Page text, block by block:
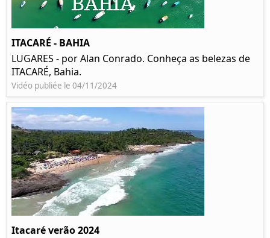
ITACARÉ - BAHIA
LUGARES - por Alan Conrado. Conheça as belezas de
ITACARÉ, Bahia.
Vidéo publiée le 04/11/2024
Itacaré verão 2024